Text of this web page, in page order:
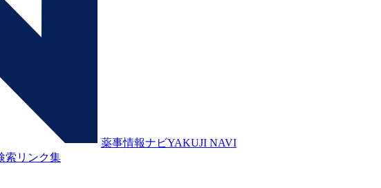
薬事情報ナビYAKUJI NAVI
索 リンク集